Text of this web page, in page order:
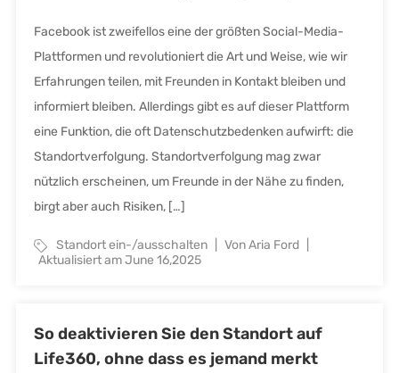
Facebook ist zweifellos eine der größten Social-Media-
Plattformen und revolutioniert die Art und Weise, wie wir
Erfahrungen teilen, mit Freunden in Kontakt bleiben und
informiert bleiben. Allerdings gibt es auf dieser Plattform
eine Funktion, die oft Datenschutzbedenken aufwirft: die
Standortverfolgung. Standortverfolgung mag zwar
nützlich erscheinen, um Freunde in der Nähe zu finden,
birgt aber auch Risiken, […]
Standort ein-/ausschalten
Von Aria Ford
Aktualisiert am June 16,2025
So deaktivieren Sie den Standort auf
Life360, ohne dass es jemand merkt